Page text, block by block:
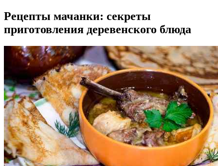
Рецепты мачанки: секреты
приготовления деревенского блюда